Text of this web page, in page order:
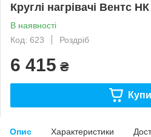
Круглі нагрівачі Вентс
В наявності
Код: 623
Роздріб
6 415 ₴
Опис Характеристики